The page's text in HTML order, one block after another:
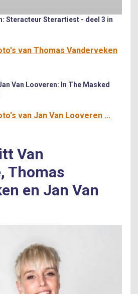
Steracteur Sterartiest - deel 3 in
van Thomas Vanderveken
Van Looveren: In The Masked
van Jan Van Looveren ...
Van
Thomas
en Jan Van